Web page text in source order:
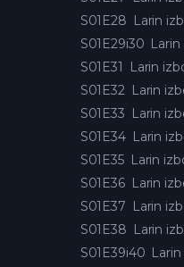
S01E28 Larin
S01E29i30
S01E31
Larin
S01E32 Larin
S01E33 Larin
S01E34 Larin
S01E35 Larin
S01E36 Larin
S01E37 Larin
S01E38 Larin
S01E39i40